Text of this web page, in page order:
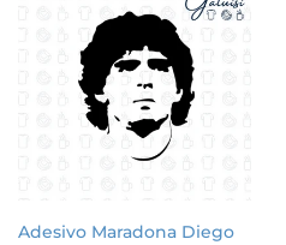
Adesivo Maradona Diego